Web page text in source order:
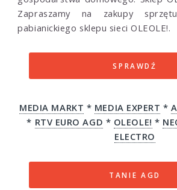
Zapraszamy na zakupy
pabianickiego sklepu sieci OLEOLE!.
SPRAWDŹ
MEDIA MARKT * MEDIA EXPERT *
* RTV EURO AGD * OLEOLE! *
ELECTRO
TANIE AGD